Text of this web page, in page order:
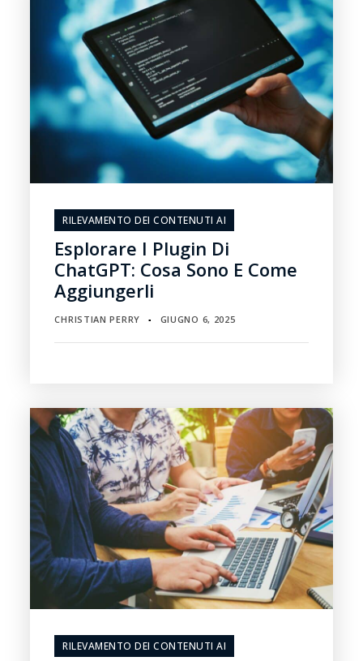
RILEVAMENTO DEI CONTENUTI AI
Esplorare I Plugin Di
ChatGPT: Cosa Sono E Come
Aggiungerli
CHRISTIAN PERRY ▪ GIUGNO 6, 2025
RILEVAMENTO DEI CONTENUTI AI